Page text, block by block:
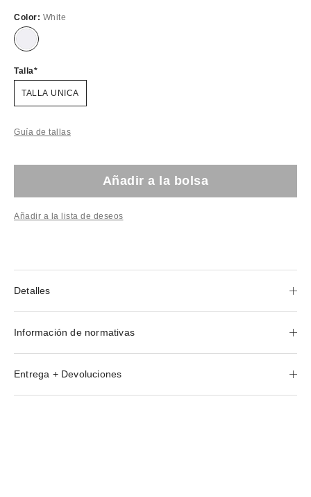
Color: White
Talla
TALLA UNICA
Guía de tallas
Añadir a la bolsa
Añadir a la lista de deseos
Detalles
Información de normativas
Entrega + Devoluciones